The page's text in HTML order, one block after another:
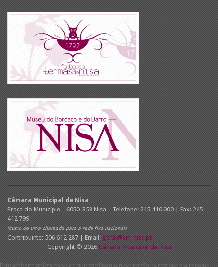
Câmara Municipal de Nisa
Praça do Município - 6050-358 Nisa | Telefone: 245 410 000 | Fax: 245
412 799
(custo de uma chamada para a rede fixa nacional)
Contribuinte: 506 612 287 | Email: geral@cm-nisa.pt
Copyright © 2026 Câmara Municipal de Nisa
Este website utiliza cookies que facilitam a navegação, o registo e a recolha